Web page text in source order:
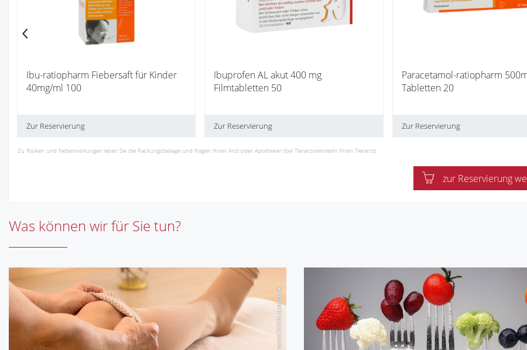
Ibu-ratiopharm Fiebersaft für Kinder
40mg/ml 100
Zur Reservierung
Ibuprofen AL akut 400 mg
Filmtabletten 50
Zur Reservierung
Paracetamol-ratiopharm
Tabletten 20
Zur Reservierung
Zu Risiken und Nebenwirkungen lesen Sie die Packungsbeilage und fragen Ihren Arzt oder Apotheker (bei Tierarzneimitteln Ihren Tierarzt).
zur Reservierung
Was können wir für Sie tun?